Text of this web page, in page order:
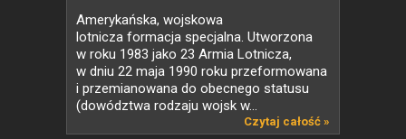
Amerykańska, wojskowa
lotnicza formacja specjalna. Utworzona
w roku 1983 jako 23 Armia Lotnicza,
w dniu 22 maja 1990 roku przeformowana
i przemianowana do obecnego statusu
(dowództwa rodzaju wojsk w...
Czytaj całość »